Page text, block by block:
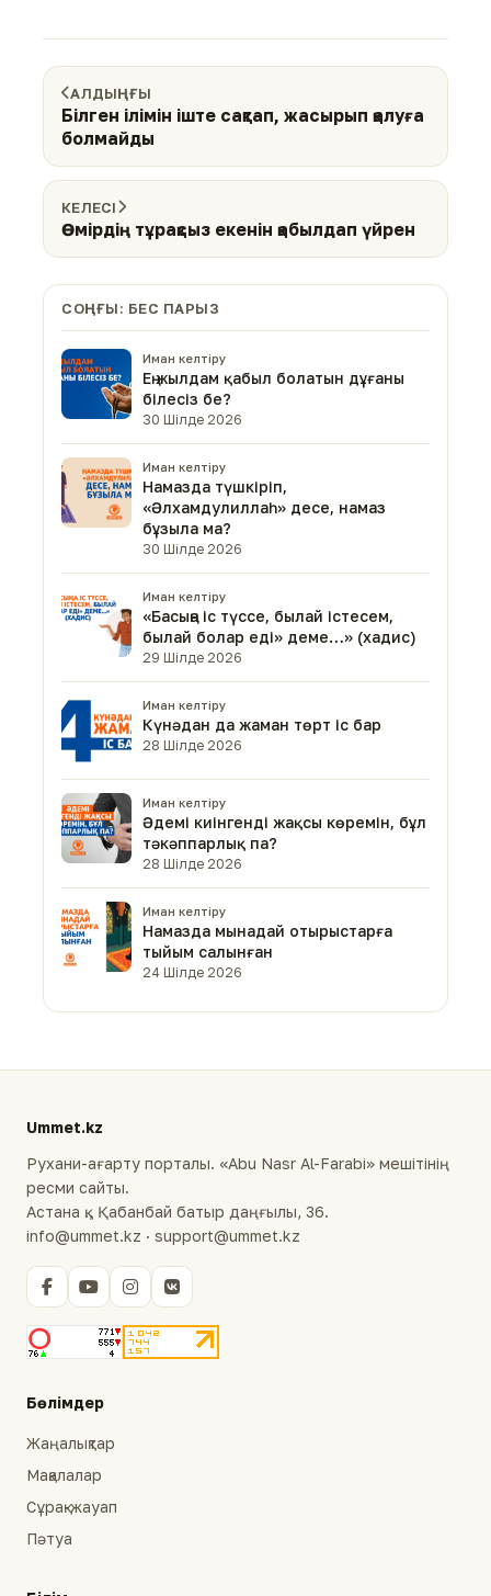
АЛДЫҢҒЫ
Білген ілімін іште сақтап, жасырып қалуға
болмайды
КЕЛЕСІ
Өмірдің тұрақсыз екенін қабылдап үйрен
СОҢҒЫ: БЕС ПАРЫЗ
Иман келтіру
Ең жылдам қабыл болатын дұғаны
білесіз бе?
30 Шілде 2026
Иман келтіру
Намазда түшкіріп,
«Әлхамдулиллаһ» десе, намаз
бұзыла ма?
30 Шілде 2026
Иман келтіру
«Басыңа іс түссе, былай істесем,
былай болар еді» деме…» (хадис)
29 Шілде 2026
Иман келтіру
Күнәдан да жаман төрт іс бар
28 Шілде 2026
Иман келтіру
Әдемі киінгенді жақсы көремін, бұл
тәкәппарлық па?
28 Шілде 2026
Иман келтіру
Намазда мынадай отырыстарға
тыйым салынған
24 Шілде 2026
Ummet.kz
Рухани-ағарту порталы. «Abu Nasr Al-Farabi» мешітінің
ресми сайты.
Астана қ., Қабанбай батыр даңғылы, 36.
info@ummet.kz · support@ummet.kz
Бөлімдер
Жаңалықтар
Мақалалар
Сұрақ-жауап
Пәтуа